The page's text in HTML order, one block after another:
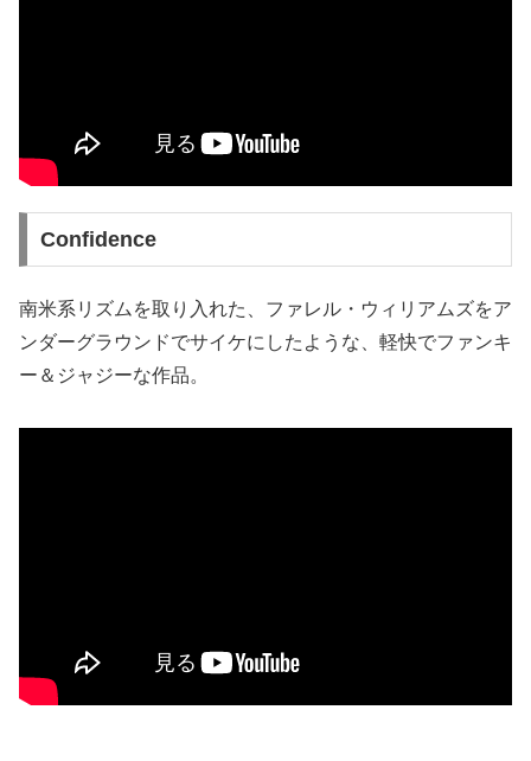
Confidence
南米系リズムを取り入れた、ファレル・ウィリアムズをア
ンダーグラウンドでサイケにしたような、軽快でファンキ
ー＆ジャジーな作品。